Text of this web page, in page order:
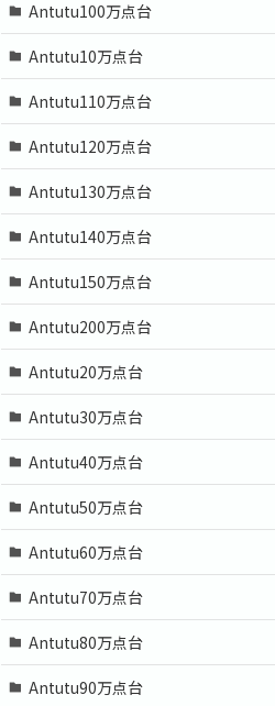
Antutu100万点台
Antutu10万点台
Antutu110万点台
Antutu120万点台
Antutu130万点台
Antutu140万点台
Antutu150万点台
Antutu200万点台
Antutu20万点台
Antutu30万点台
Antutu40万点台
Antutu50万点台
Antutu60万点台
Antutu70万点台
Antutu80万点台
Antutu90万点台